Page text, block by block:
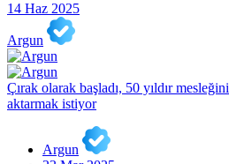
14 Haz 2025
Argun
Çırak olarak başladı, 50 yıldır
aktarmak istiyor
Argun